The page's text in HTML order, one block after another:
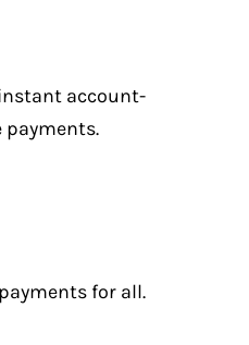
account-
for all.